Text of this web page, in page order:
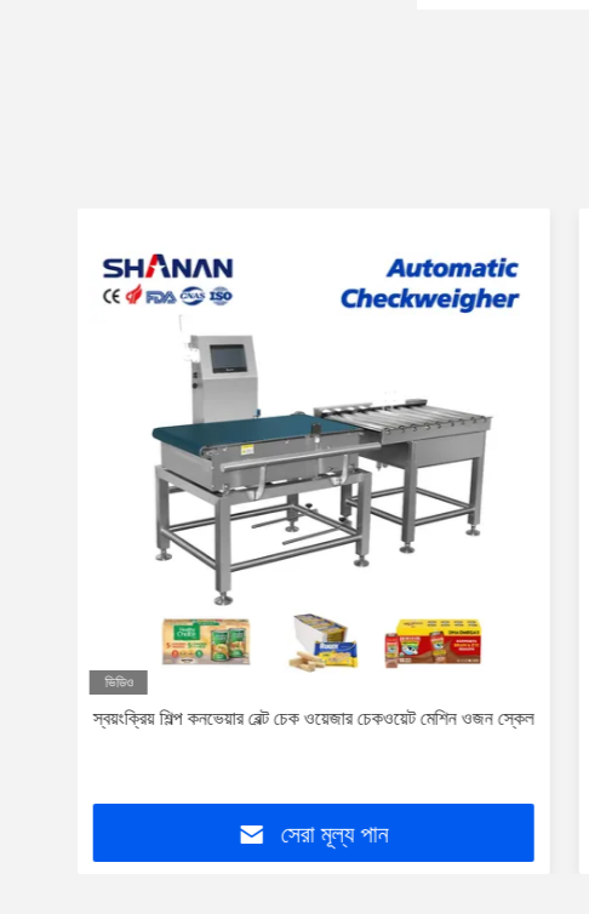
ভিডিও
স্বয়ংক্রিয় শিল্প কনভেয়ার বেল্ট চেক ওয়েজার চেকওয়েট মেশিন ওজন স্কেল
সেরা মূল্য পান